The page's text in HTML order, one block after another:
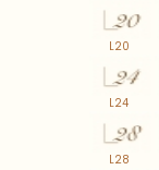
L20
L24
L28